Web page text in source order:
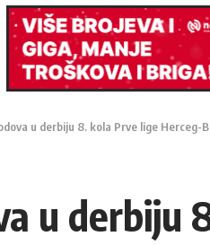
u derbiju 8. kola Prve lige Herceg-
u derbiju